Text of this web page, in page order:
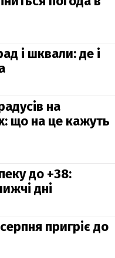
і шквали: де і
на
що на це кажуть
до +38:
дні
пригріє до